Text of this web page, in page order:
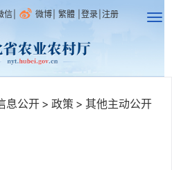
信 微博 繁體 登录 注册
息公开 > 政策 > 其他主动公开